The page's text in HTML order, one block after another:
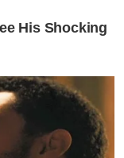
His Shocking